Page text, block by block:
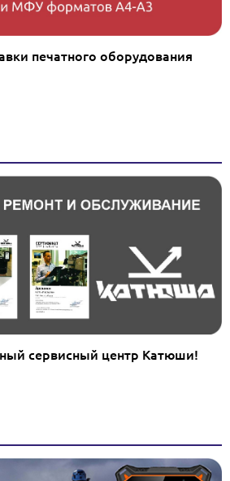
печатного оборудования
сервисный центр Катюши!